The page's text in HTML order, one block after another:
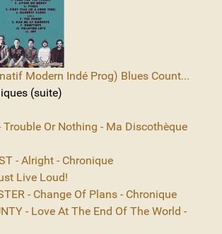
Modern Indé Prog) Blues Count...
(suite)
Trouble Or Nothing - Ma Discothèque
- Alright - Chronique
Live Loud!
- Change Of Plans - Chronique
- Love At The End Of The World -